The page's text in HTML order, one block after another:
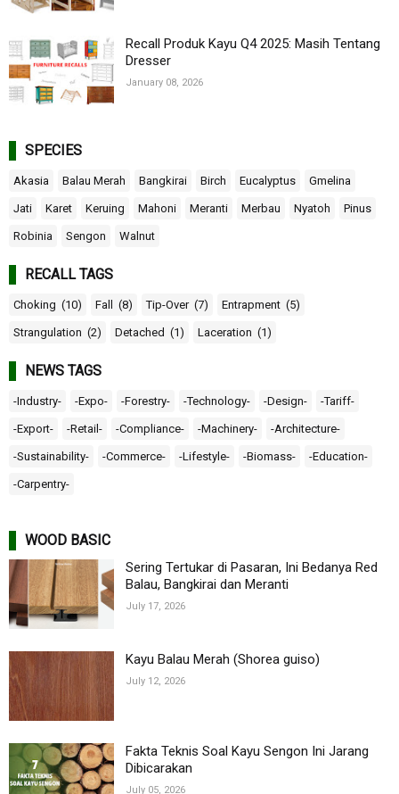
Recall Produk Kayu Q4 2025: Masih Tentang
Dresser
January 08, 2026
SPECIES
Akasia Balau Merah Bangkirai Birch Eucalyptus Gmelina
Jati Karet Keruing Mahoni Meranti Merbau Nyatoh Pinus
Robinia Sengon Walnut
RECALL TAGS
Choking (10) Fall (8) Tip-Over (7) Entrapment (5)
Strangulation (2) Detached (1) Laceration (1)
NEWS TAGS
-Industry- -Expo- -Forestry- -Technology- -Design- -Tariff-
-Export- -Retail- -Compliance- -Machinery- -Architecture-
-Sustainability- -Commerce- -Lifestyle- -Biomass- -Education-
-Carpentry-
WOOD BASIC
Sering Tertukar di Pasaran, Ini Bedanya Red
Balau, Bangkirai dan Meranti
July 17, 2026
Kayu Balau Merah (Shorea guiso)
July 12, 2026
Fakta Teknis Soal Kayu Sengon Ini Jarang
Dibicarakan
July 05, 2026